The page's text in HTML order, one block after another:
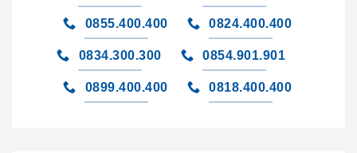
0855.400.400 0824.400.400
0834.300.300 0854.901.901
0899.400.400 0818.400.400